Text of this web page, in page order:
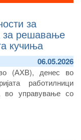
за
за решавање
кучиња
06.05.2026
(АХВ), денес во
работилници
во управување со